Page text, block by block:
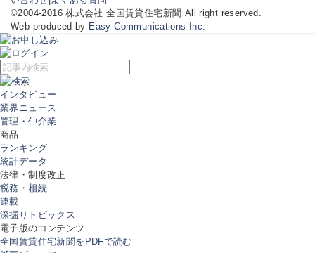
©2004-2016 株式会社 全国賃貸住宅新聞 All right reserved.
Web produced by Easy Communications Inc.
インタビュー
業界ニュース
管理・仲介業
商品
ランキング
統計データ
法律・制度改正
税務・相続
連載
深掘りトピックス
電子版のコンテンツ
全国賃貸住宅新聞をPDFで読む